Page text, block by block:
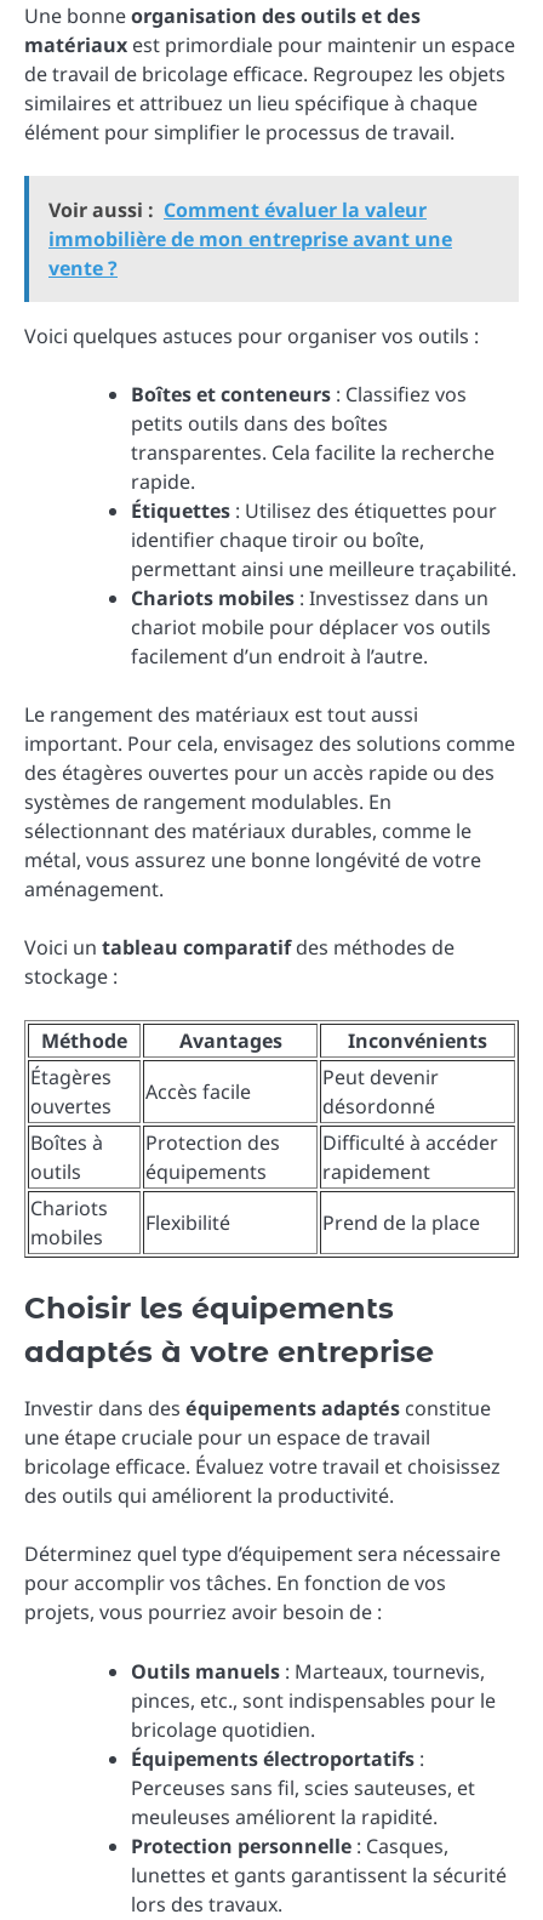
Une bonneorganisation des outils et des
matériaux est primordiale pour maintenir un espace
de travail de bricolage efficace. Regroupez les objets
similaires et attribuez un lieu spécifique à chaque
élément pour simplifier le processus de travail.
Voir aussi : Comment évaluer la valeur
immobilière de mon entreprise avant une
vente ?
Voici quelques astuces pour organiser vos outils :
Boîtes et conteneurs : Classifiez vos
petits outils dans des boîtes
transparentes. Cela facilite la recherche
rapide.
Étiquettes : Utilisez des étiquettes pour
identifier chaque tiroir ou boîte,
permettant ainsi une meilleure traçabilité.
Chariots mobiles : Investissez dans un
chariot mobile pour déplacer vos outils
facilement d’un endroit à l’autre.
Le rangement des matériaux est tout aussi
important. Pour cela, envisagez des solutions comme
des étagères ouvertes pour un accès rapide ou des
systèmes de rangement modulables. En
sélectionnant des matériaux durables, comme le
métal, vous assurez une bonne longévité de votre
aménagement.
Voici un tableau comparatifdes méthodes de
stockage :
Méthode Avantages
Inconvénients
Étagères
ouvertes
Accès facile
Peut devenir
désordonné
Boîtes à
outils
Protection des
équipements
Difficulté à accéder
rapidement
Chariots
mobiles
Flexibilité Prend de la place
Choisir les équipements
adaptés à votre entreprise
Investir dans des équipements adaptés constitue
une étape cruciale pour un espace de travail
bricolage efficace. Évaluez votre travail et choisissez
des outils qui améliorent la productivité.
Déterminez quel type d’équipement sera nécessaire
pour accomplir vos tâches. En fonction de vos
projets, vous pourriez avoir besoin de :
Outils manuels : Marteaux, tournevis,
pinces, etc., sont indispensables pour le
bricolage quotidien.
Équipements électroportatifs :
Perceuses sans fil, scies sauteuses, et
meuleuses améliorent la rapidité.
Protection personnelle : Casques,
lunettes et gants garantissent la sécurité
lors des travaux.